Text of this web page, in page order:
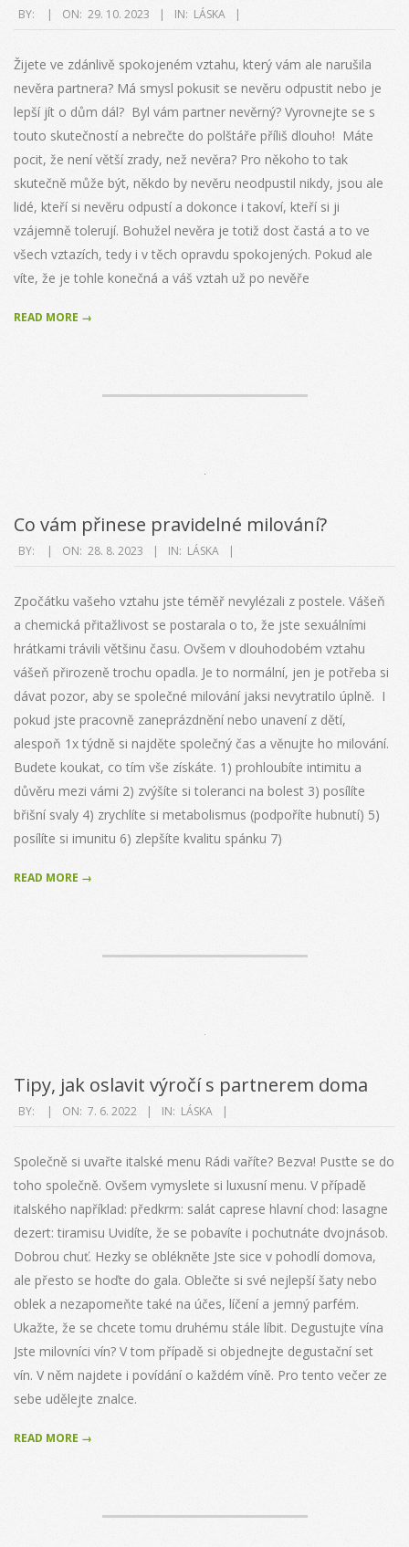
2023-
29
BY: ON: 29. 10. 2023 IN: LÁSKA
Žijete ve zdánlivě spokojeném vztahu, který vám ale narušila
nevěra partnera? Má smysl pokusit se nevěru odpustit nebo je
lepší jít o dům dál? Byl vám partner nevěrný? Vyrovnejte se s
touto skutečností a nebrečte do polštáře příliš dlouho! Máte
pocit, že není větší zrady, než nevěra? Pro někoho to tak
skutečně může být, někdo by nevěru neodpustil nikdy, jsou ale
lidé, kteří si nevěru odpustí a dokonce i takoví, kteří si ji
vzájemně tolerují. Bohužel nevěra je totiž dost častá a to ve
všech vztazích, tedy i v těch opravdu spokojených. Pokud ale
víte, že je tohle konečná a váš vztah už po nevěře
READ MORE →
Co vám přinese pravidelné milování?
2023-
28
BY: ON: 28. 8. 2023 IN: LÁSKA
Zpočátku vašeho vztahu jste téměř nevylézali z postele. Vášeň
a chemická přitažlivost se postarala o to, že jste sexuálními
hrátkami trávili většinu času. Ovšem v dlouhodobém vztahu
vášeň přirozeně trochu opadla. Je to normální, jen je potřeba si
dávat pozor, aby se společné milování jaksi nevytratilo úplně. I
pokud jste pracovně zaneprázdnění nebo unavení z dětí,
alespoň 1x týdně si najděte společný čas a věnujte ho milování.
Budete koukat, co tím vše získáte. 1) prohloubíte intimitu a
důvěru mezi vámi 2) zvýšíte si toleranci na bolest 3) posílíte
břišní svaly 4) zrychlíte si metabolismus (podpoříte hubnutí) 5)
posílíte si imunitu 6) zlepšíte kvalitu spánku 7)
READ MORE →
Tipy, jak oslavit výročí s partnerem doma
2022-
07
BY: ON: 7. 6. 2022 IN: LÁSKA
Společně si uvařte italské menu Rádi vaříte? Bezva! Pusťte se do
toho společně. Ovšem vymyslete si luxusní menu. V případě
italského například: předkrm: salát caprese hlavní chod: lasagne
dezert: tiramisu Uvidíte, že se pobavíte i pochutnáte dvojnásob.
Dobrou chuť. Hezky se oblékněte Jste sice v pohodlí domova,
ale přesto se hoďte do gala. Oblečte si své nejlepší šaty nebo
oblek a nezapomeňte také na účes, líčení a jemný parfém.
Ukažte, že se chcete tomu druhému stále líbit. Degustujte vína
Jste milovníci vín? V tom případě si objednejte degustační set
vín. V něm najdete i povídání o každém víně. Pro tento večer ze
sebe udělejte znalce.
READ MORE →